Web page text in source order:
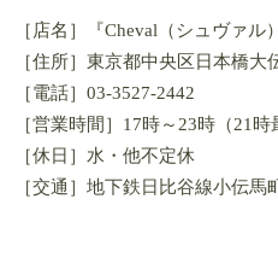
［店名］『Cheval（シュヴァル
［住所］東京都中央区日本橋
［電話］03-3527-2442
［営業時間］17時～23時（21時
［休日］水・他不定休
［交通］地下鉄日比谷線小伝馬